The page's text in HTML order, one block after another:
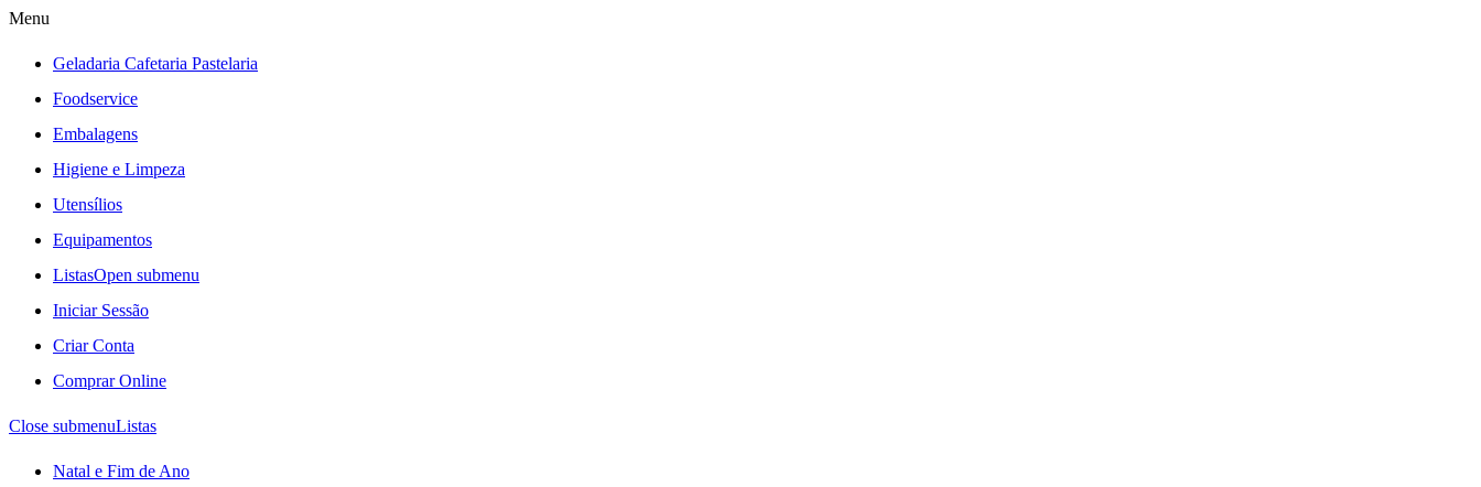
Menu
Geladaria Cafetaria Pastelaria
Foodservice
Embalagens
Higiene e Limpeza
Utensílios
Equipamentos
ListasOpen submenu
Iniciar Sessão
Criar Conta
Comprar Online
Close submenuListas
Natal e Fim de Ano